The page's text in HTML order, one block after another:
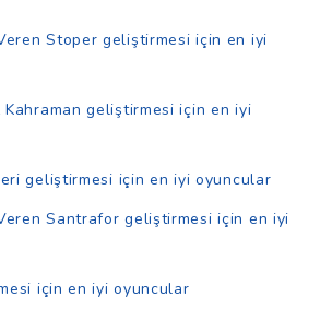
Stoper geliştirmesi için en iyi
Kahraman geliştirmesi için en iyi
geliştirmesi için en iyi oyuncular
Santrafor geliştirmesi için en iyi
için en iyi oyuncular